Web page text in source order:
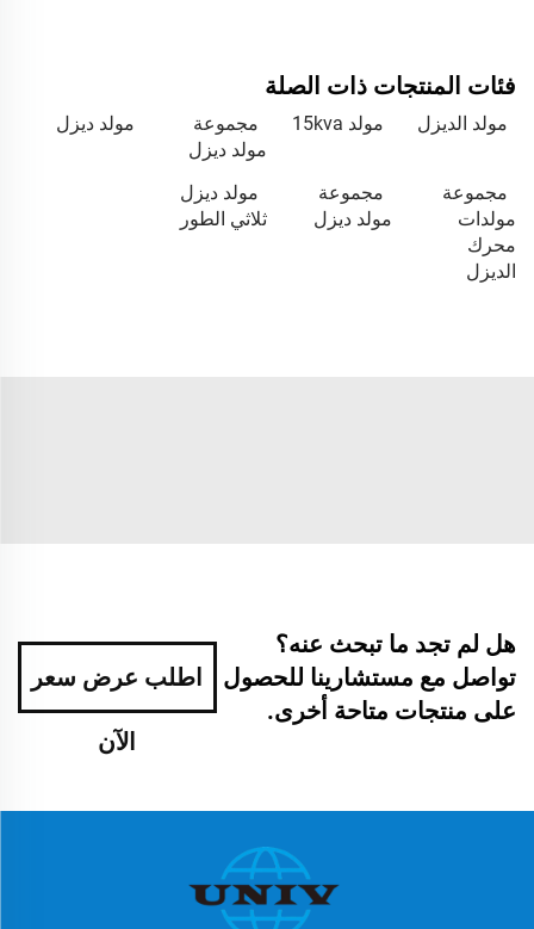
فئات المنتجات ذات الصلة
مولد الديزل مولد 15kva
مجموعة
مولد ديزل
مولد ديزل
مجموعة
مولدات
محرك
الديزل
مجموعة
مولد ديزل
مولد ديزل
ثلاثي الطور
هل لم تجد ما تبحث عنه؟
تواصل مع مستشارينا للحصول
على منتجات متاحة أخرى.
اطلب عرض سعر
الآن